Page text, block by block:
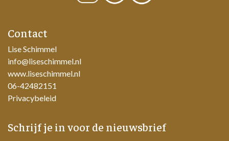
Contact
Lise Schimmel
info@liseschimmel.nl
www.liseschimmel.nl
06-42482151
Privacybeleid
Schrijf je in voor de nieuwsbrief